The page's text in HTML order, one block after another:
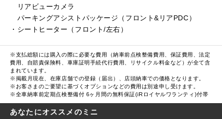
リアビューカメラ
パーキングアシストパッケージ（フロント&リアPDC）
・シートヒーター（フロント/左右）
※支払総額には購入の際に必要な費用（納車前点検整備費用、保証費用、法定
費用、自賠責保険料、車庫証明手続代行費用、リサイクル料金など）が全て含
まれています。
※掲載月現在、在庫店舗での登録（届出）、店頭納車での価格となります。
※お客さまのご要望に基づくオプションなどの費用は別途申し受けます。
※全車納車前定期点検整備付 6ヶ月間の無料保証(iRロイヤルワランティ)付帯
あなたにオススメのミニ